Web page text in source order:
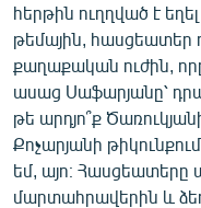
հերթին ուղղված է
թեմային, հասցեատեր
քաղաքական ուժին,
ասաց Սաֆարյանը՝
թե արդյո՞ք
Քոչարյանի
եմ, այո։
մարտահրավերին և